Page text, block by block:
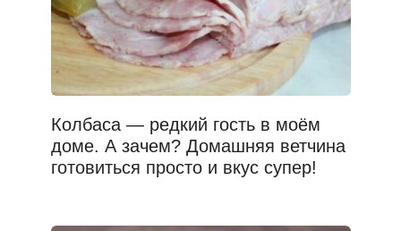
Колбаса — редкий гость в моём
доме. А зачем? Домашняя ветчина
готовиться просто и вкус супер!